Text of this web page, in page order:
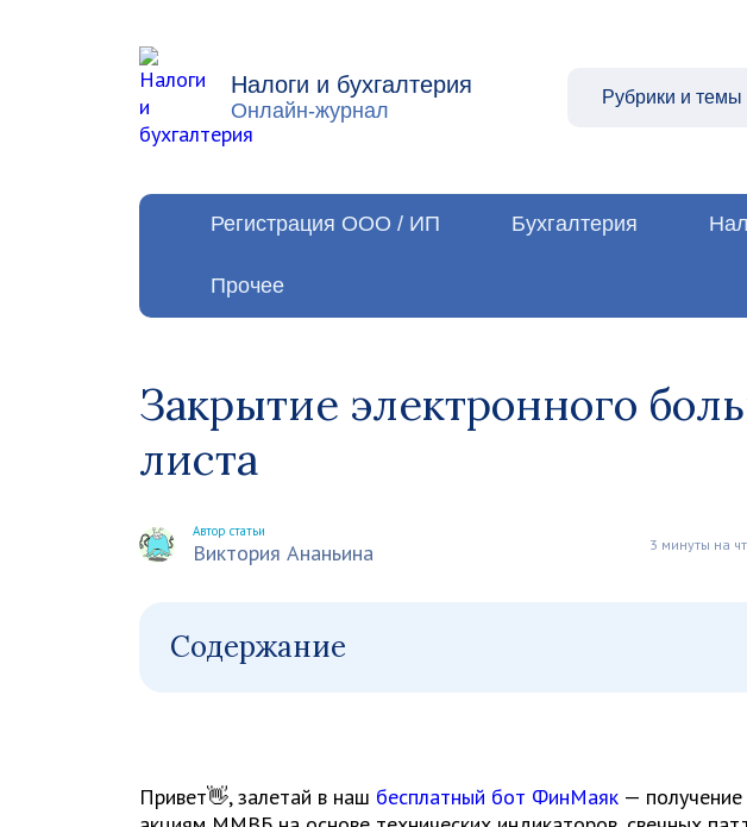
Налоги и бухгалтерия
Онлайн-журнал
Рубрики и темы
Регистрация ООО / ИП Бухгалтерия
Прочее
Закрытие электронного
листа
Автор статьи
Виктория Ананьина 3 минуты на
Содержание
Привет👋, залетай в наш бесплатный бот ФинМаяк —